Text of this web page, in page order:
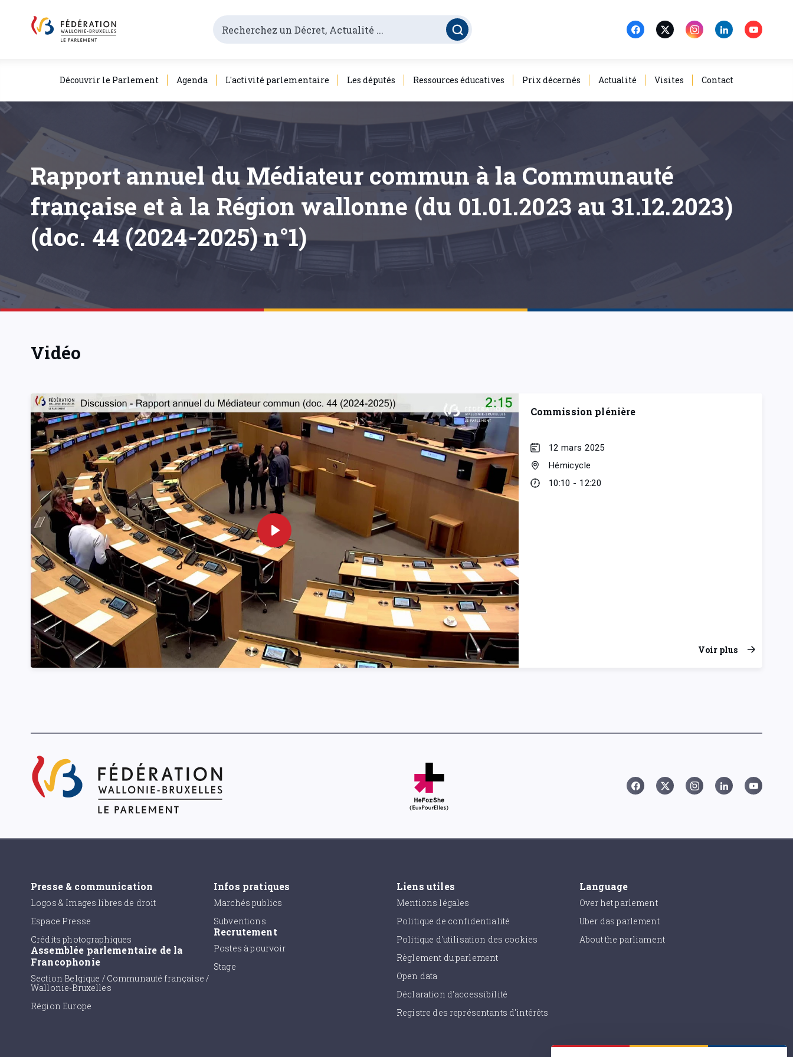
Découvrir le Parlement Agenda L'activité parlementaire Les députés Ressources éducatives Prix décernés Actualité Visites Contact
Rapport annuel du Médiateur commun à la Communauté
française et à la Région wallonne (du 01.01.2023 au 31.12.2023)
(doc. 44 (2024-2025) n°1)
Vidéo
Commission plénière
12 mars 2025
Hémicycle
10:10 - 12:20
Voir plus
Presse & communication
Logos & Images libres de droit
Espace Presse
Crédits photographiques
Assemblée parlementaire de la
Francophonie
Section Belgique / Communauté française /
Wallonie-Bruxelles
Région Europe
Infos pratiques
Marchés publics
Subventions
Recrutement
Postes à pourvoir
Stage
Liens utiles
Mentions légales
Politique de confidentialité
Politique d'utilisation des cookies
Règlement du parlement
Open data
Déclaration d'accessibilité
Registre des représentants d'intérêts
Language
Over het parlement
Uber das parlement
About the parliament